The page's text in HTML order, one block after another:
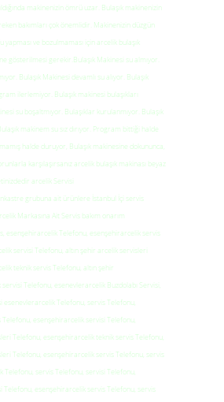
makinenizin ömrü uzar. Bulaşık makinenizin
bakımları çok önemlidir. Makinenizin düzgün
yapması ve bozulmaması için arcelik bulaşık
gösterilmesi gerekir.Bulaşık Makinesi su almıyor.
Bulaşık Makinesi devamlı su alıyor. Bulaşık
ilerlemiyor. Bulaşık makinesi bulaşıkları
su boşaltmıyor. Bulaşıklar kurulanmıyor. Bulaşık
makinem su sız dırıyor. Program bittiği halde
halde duruyor, Bulaşık makinesine dokununca,
karşılaşırsanız arcelik bulaşık makinası beyaz
arcelik Servisi
grubuna ait ürünlere İstanbul İçi servis
Markasına Ait Servis bakım onarım
esenşehirarcelik Telefonu, esenşehirarcelik servis
servisi Telefonu, altın şehir arcelik servisleri
teknik servis Telefonu, altın şehir
Telefonu, esenevlerarcelik Buzdolabı Servisi,
esenevlerarcelik Telefonu, servis Telefonu,
esenşehirarcelik servisi Telefonu,
Telefonu, esenşehirarcelik teknik servis Telefonu,
Telefonu, esenşehirarcelik servis Telefonu, servis
Telefonu, servis Telefonu, servisi Telefonu,
Telefonu, esenşehirarcelik servis Telefonu, servis